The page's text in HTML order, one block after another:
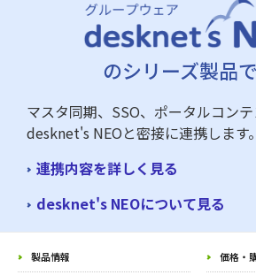
のシリーズ製品で
マスタ同期、SSO、ポータルコンテ
desknet's NEOと密接に連携します。
連携内容を詳しく見る
desknet's NEOについて見る
製品情報 価格・